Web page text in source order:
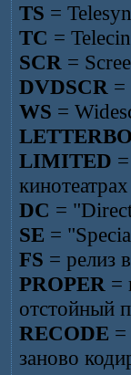
TS =
TC =
SCR =
DVDSCR =
WS =
LIMITED
кинотеатрах
DC =
SE =
FS = релиз
PROPER =
отстойный
RECODE =
заново